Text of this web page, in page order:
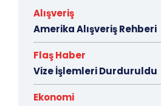
Alışveriş
Amerika Alışveriş Rehberi
Flaş Haber
Vize İşlemleri Durduruldu
Ekonomi